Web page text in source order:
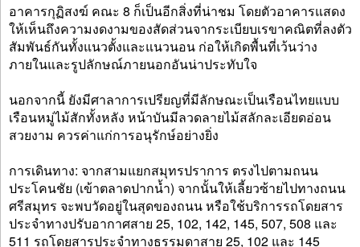
อาคารกุฏิสงฆ์ คณะ 8 ก็เป็นอีกสิ่งที่น่าชม โดยตัวอาคารแสดง
ให้เห็นถึงความงดงามของสัดส่วนจากระเบียบเรขาคณิตที่ลงตัว
สัมพันธ์กันทั้งแนวตั้งและแนวนอน ก่อให้เกิดพื้นที่เว้นว่าง
ภายในและรูปลักษณ์ภายนอกอันน่าประทับใจ
นอกจากนี้ ยังมีศาลาการเปรียญที่มีลักษณะเป็นเรือนไทยแบบ
เรือนหมู่ไม้สักทั้งหลัง หน้าบันมีลวดลายไม้สลักละเอียดอ่อน
สวยงาม ควรค่าแก่การอนุรักษ์อย่างยิ่ง
การเดินทาง: จากสามแยกสมุทรปราการ ตรงไปตามถนน
ประโคนชัย (เข้าตลาดปากน้ำ) จากนั้นให้เลี้ยวซ้ายไปทางถนน
ศรีสมุทร จะพบวัดอยู่ในสุดของถนน หรือใช้บริการรถโดยสาร
ประจำทางปรับอากาศสาย 25, 102, 142, 145, 507, 508 และ
511 รถโดยสารประจำทางธรรมดาสาย 25, 102 และ 145